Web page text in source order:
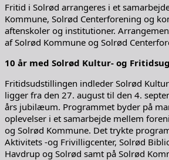
Fritid i Solrød arrangeres i et
Kommune, Solrød Centerforening og
aftenskoler og institutioner.
af Solrød Kommune og Solrød
10 år med Solrød Kultur- og
Fritidsudstillingen indleder Solrød
ligger fra den 27. august til den 4.
års jubilæum. Programmet byder på
oplevelser i et samarbejde mellem
og Solrød Kommune. Det trykte
Aktivitets -og Frivilligcenter, Solrød
Havdrup og Solrød samt på Solrød